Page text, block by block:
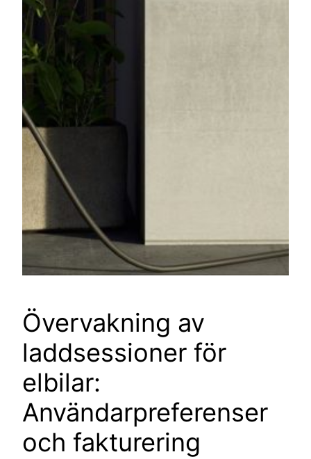
Övervakning av
laddsessioner för
elbilar:
Användarpreferenser
och fakturering